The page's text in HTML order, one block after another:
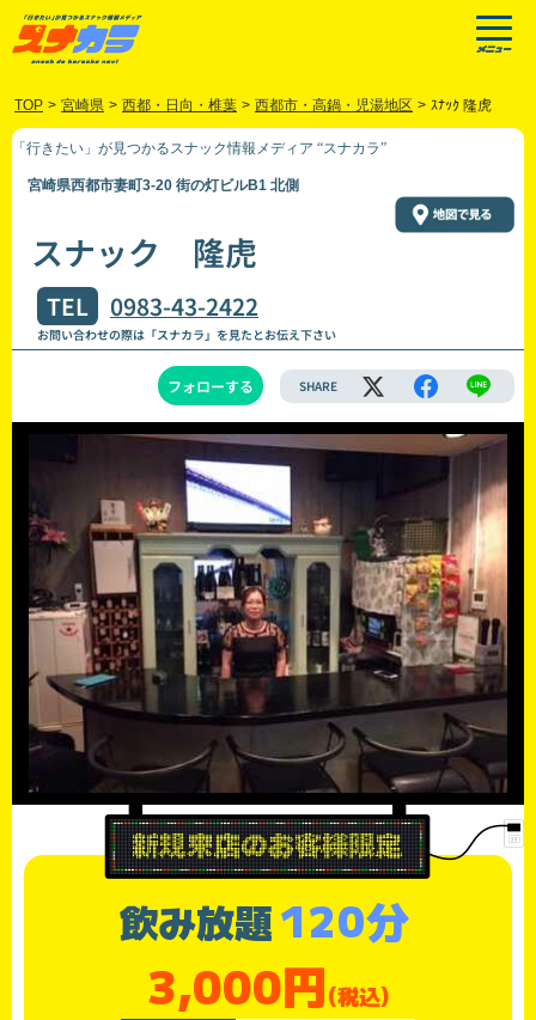
TOP > 宮崎県 > 西都・日向・椎葉 > 西都市・高鍋・児湯地区 > ｽﾅｯｸ 隆虎
「行きたい」が見つかるスナック情報メディア “スナカラ”
宮崎県西都市妻町3-20 街の灯ビルB1 北側
スナック 隆虎
TEL 0983-43-2422
お問い合わせの際は「スナカラ」を見たとお伝え下さい
フォローする SHARE
飲み放題120分
3,000円(税込)